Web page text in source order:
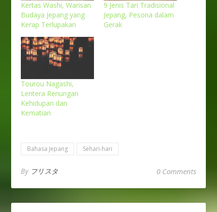
Kertas Washi, Warisan
Budaya Jepang yang
Kerap Terlupakan
9 Jenis Tari Tradisional
Jepang, Pesona dalam
Gerak
Tourou Nagashi,
Lentera Renungan
Kehidupan dan
Kematian
Bahasa Jepang Sehari-hari
By フリスタ 0 Comments